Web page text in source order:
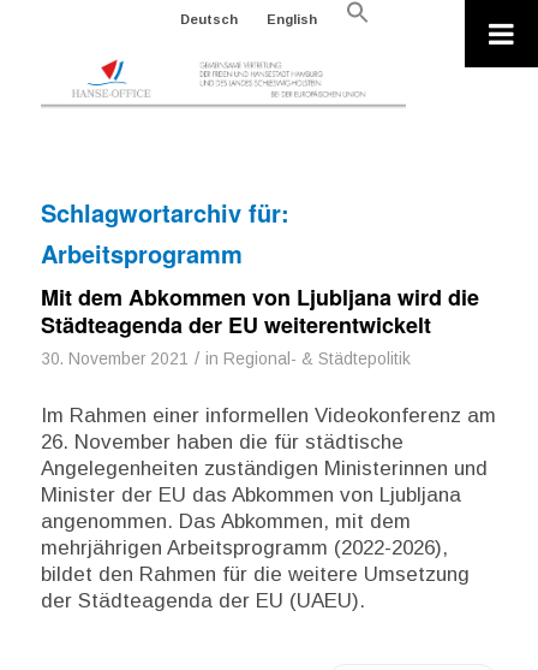
Deutsch English
Search
Schlagwortarchiv für:
Arbeitsprogramm
Mit dem Abkommen von Ljubljana wird die
Städteagenda der EU weiterentwickelt
30. November 2021 / in Regional- & Städtepolitik
Im Rahmen einer informellen Videokonferenz am
26. November haben die für städtische
Angelegenheiten zuständigen Ministerinnen und
Minister der EU das Abkommen von Ljubljana
angenommen. Das Abkommen, mit dem
mehrjährigen Arbeitsprogramm (2022-2026),
bildet den Rahmen für die weitere Umsetzung
der Städteagenda der EU (UAEU).